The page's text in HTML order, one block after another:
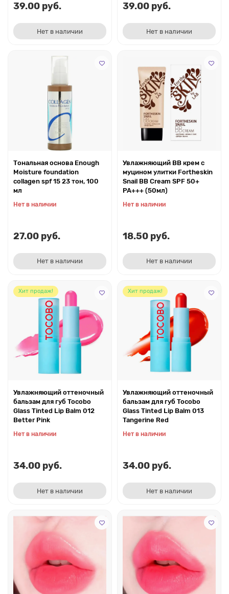
39.00 руб.
Нет в наличии
39.00 руб.
Нет в наличии
Тональная основа Enough
Moisture foundation
collagen spf 15 23 тон, 100
мл
Нет в наличии
27.00 руб.
Нет в наличии
Увлажняющий BB крем с
муцином улитки Fortheskin
Snail BB Cream SPF 50+
PA+++ (50мл)
Нет в наличии
18.50 руб.
Нет в наличии
Хит продаж!
Увлажняющий оттеночный
бальзам для губ Tocobo
Glass Tinted Lip Balm 012
Better Pink
Нет в наличии
34.00 руб.
Нет в наличии
Хит продаж!
Увлажняющий оттеночный
бальзам для губ Tocobo
Glass Tinted Lip Balm 013
Tangerine Red
Нет в наличии
34.00 руб.
Нет в наличии